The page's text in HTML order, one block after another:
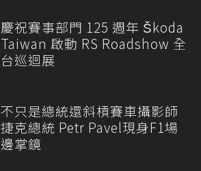
慶祝賽事部門 125 週年 Škoda
Taiwan 啟動 RS Roadshow 全
台巡迴展
不只是總統還斜槓賽車攝影師
捷克總統 Petr Pavel現身F1場
邊掌鏡